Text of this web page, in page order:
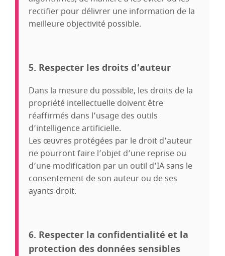
rectifier pour délivrer une information de la
meilleure objectivité possible.
5. Respecter les droits d’auteur
Dans la mesure du possible, les droits de la
propriété intellectuelle doivent être
réaffirmés dans l’usage des outils
d’intelligence artificielle.
Les œuvres protégées par le droit d’auteur
ne pourront faire l’objet d’une reprise ou
d’une modification par un outil d’IA sans le
consentement de son auteur ou de ses
ayants droit.
6. Respecter la confidentialité et la
protection des données sensibles